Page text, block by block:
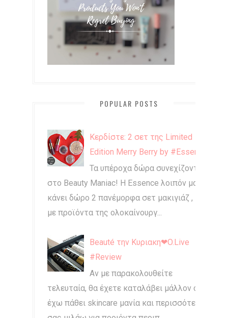
POPULAR POSTS
Κερδίστε: 2 σετ της Limited
Edition Merry Berry by #Essence
Τα υπέροχα δώρα συνεχίζονται
στο Beauty Maniac! Η Essence λοιπόν μας
κάνει δώρο 2 πανέμορφα σετ μακιγιάζ ,
με προϊόντα της ολοκαίνουργ...
Beauté την Κυριακη❤O.Live
#Review
Αν με παρακολουθείτε
τελευταία, θα έχετε καταλάβει μάλλον ότι
έχω πάθει skincare μανία και περισσότερο